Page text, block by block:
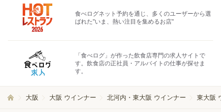
食べログネット予約を通じ、多くのユーザーから選
ばれた"いま、熱い注目を集めるお店"
「食べログ」が作った飲食店専門の求人サイトで
す。飲食店の正社員・アルバイトの仕事が探せま
す。
大阪 大阪 ウインナー 北河内・東大阪 ウインナー 東大阪